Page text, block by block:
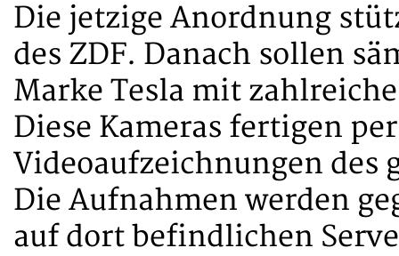
Die jetzige Anordnung
des ZDF. Danach sollen
Marke Tesla mit
Diese Kameras fertigen
Videoaufzeichnungen des
Die Aufnahmen werden
auf dort befindlichen